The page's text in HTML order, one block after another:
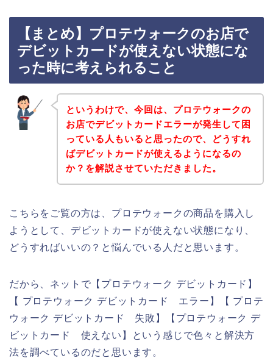
【まとめ】プロテウォークのお店で
デビットカードが使えない状態にな
った時に考えられること
というわけで、今回は、プロテウォークの
お店でデビットカードエラーが発生して困
っている人もいると思ったので、どうすれ
ばデビットカードが使えるようになるの
か？を解説させていただきました。
こちらをご覧の方は、プロテウォークの商品を購入し
ようとして、デビットカードが使えない状態になり、
どうすればいいの？と悩んでいる人だと思います。
だから、ネットで【プロテウォーク デビットカード】
【 プロテウォーク デビットカード エラー】【 プロテ
ウォーク デビットカード 失敗】【プロテウォーク デ
ビットカード 使えない】という感じで色々と解決方
法を調べているのだと思います。